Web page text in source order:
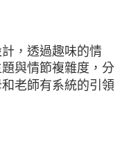
，透過趣味的情
與情節複雜度，分
老師有系統的引領